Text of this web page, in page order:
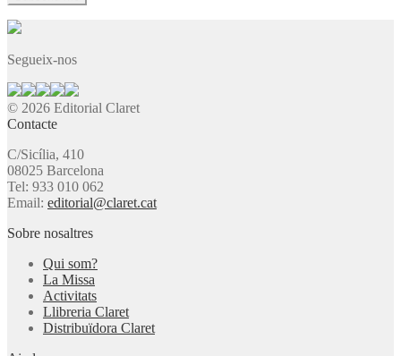
Segueix-nos
© 2026 Editorial Claret
Contacte
C/Sicília, 410
08025 Barcelona
Tel: 933 010 062
Email: editorial@claret.cat
Sobre nosaltres
Qui som?
La Missa
Activitats
Llibreria Claret
Distribuïdora Claret